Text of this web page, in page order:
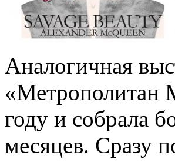
Аналогичная
«Метрополитан
году и собрала
месяцев. Сразу